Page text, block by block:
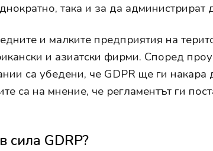
така и за да администрират
и малките предприятия на
и азиатски фирми. Според
са убедени, че GDPR ще ги накара
са на мнение, че регламентът ги
сила GDRP?